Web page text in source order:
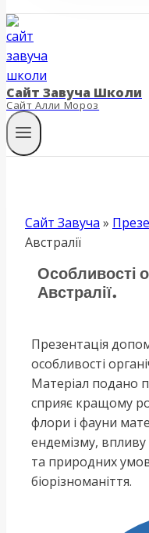
Сайт Завуча Школи
Сайт Алли Мороз
Сайт Завуча »
Австралії
Особливості
Австралії.
Презентація
особливості
Матеріал подано
сприяє кращому
флори і фауни
ендемізму,
та природних
біорізноманіття.